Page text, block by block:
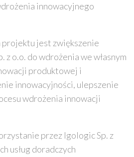
innowacyjnego
projektu jest zwiększenie
z o.o. do wdrożenia we własnym
produktowej i
innowacyjności, ulepszenie
wdrożenia innowacji
przez Igologic Sp. z
usług doradczych